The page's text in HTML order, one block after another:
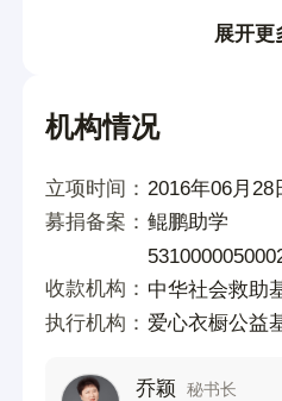
初中生:1500元/学年
2.暖心礼:198元/人/年(
执行计划：
1、全年:通过公募平
动等各种渠道进行募款;
①各地执行机构、助学
展开更
机构情况
立项时间： 2016年06月28
募捐备案： 鲲鹏助学
收款机构： 中华社会救助
执行机构： 爱心衣橱公益
乔颖
秘书长